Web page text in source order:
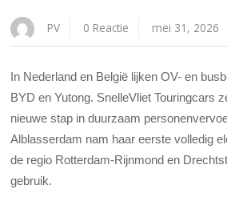
PV 0 Reactie mei 31, 2026
In Nederland en België lijken OV- en
BYD en Yutong. SnelleVliet Touringcars
nieuwe stap in duurzaam
Alblasserdam nam haar eerste volledig
de regio Rotterdam-Rijnmond en
gebruik.